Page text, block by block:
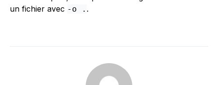
un fichier avec -o . .